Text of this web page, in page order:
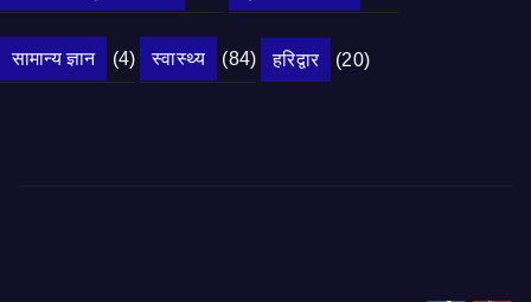
सामान्य ज्ञान (4) स्वास्थ्य (84) हरिद्वार (20)